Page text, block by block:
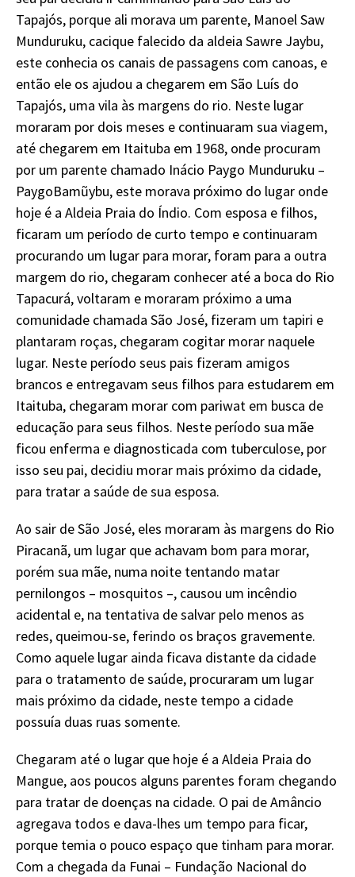
Tapajós, porque ali morava um parente, Manoel Saw
Munduruku, cacique falecido da aldeia Sawre Jaybu,
este conhecia os canais de passagens com canoas, e
então ele os ajudou a chegarem em São Luís do
Tapajós, uma vila às margens do rio. Neste lugar
moraram por dois meses e continuaram sua viagem,
até chegarem em Itaituba em 1968, onde procuram
por um parente chamado Inácio Paygo Munduruku –
PaygoBamũybu, este morava próximo do lugar onde
hoje é a Aldeia Praia do Índio. Com esposa e filhos,
ficaram um período de curto tempo e continuaram
procurando um lugar para morar, foram para a outra
margem do rio, chegaram conhecer até a boca do Rio
Tapacurá, voltaram e moraram próximo a uma
comunidade chamada São José, fizeram um tapiri e
plantaram roças, chegaram cogitar morar naquele
lugar. Neste período seus pais fizeram amigos
brancos e entregavam seus filhos para estudarem em
Itaituba, chegaram morar com pariwat em busca de
educação para seus filhos. Neste período sua mãe
ficou enferma e diagnosticada com tuberculose, por
isso seu pai, decidiu morar mais próximo da cidade,
para tratar a saúde de sua esposa.
Ao sair de São José, eles moraram às margens do Rio
Piracanã, um lugar que achavam bom para morar,
porém sua mãe, numa noite tentando matar
pernilongos – mosquitos –, causou um incêndio
acidental e, na tentativa de salvar pelo menos as
redes, queimou-se, ferindo os braços gravemente.
Como aquele lugar ainda ficava distante da cidade
para o tratamento de saúde, procuraram um lugar
mais próximo da cidade, neste tempo a cidade
possuía duas ruas somente.
Chegaram até o lugar que hoje é a Aldeia Praia do
Mangue, aos poucos alguns parentes foram chegando
para tratar de doenças na cidade. O pai de Amâncio
agregava todos e dava-lhes um tempo para ficar,
porque temia o pouco espaço que tinham para morar.
Com a chegada da Funai – Fundação Nacional do